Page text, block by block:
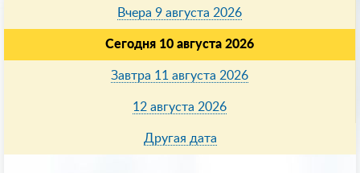
Вчера 9 августа 2026
Сегодня 10 августа 2026
Завтра 11 августа 2026
12 августа 2026
Другая дата